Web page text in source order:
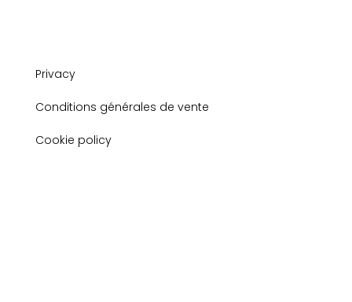
Privacy
Conditions générales de vente
Cookie policy